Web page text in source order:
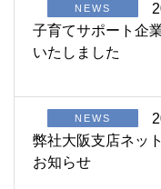
NEWS
子育てサポート企
いたしました
NEWS
弊社大阪支店ネッ
お知らせ